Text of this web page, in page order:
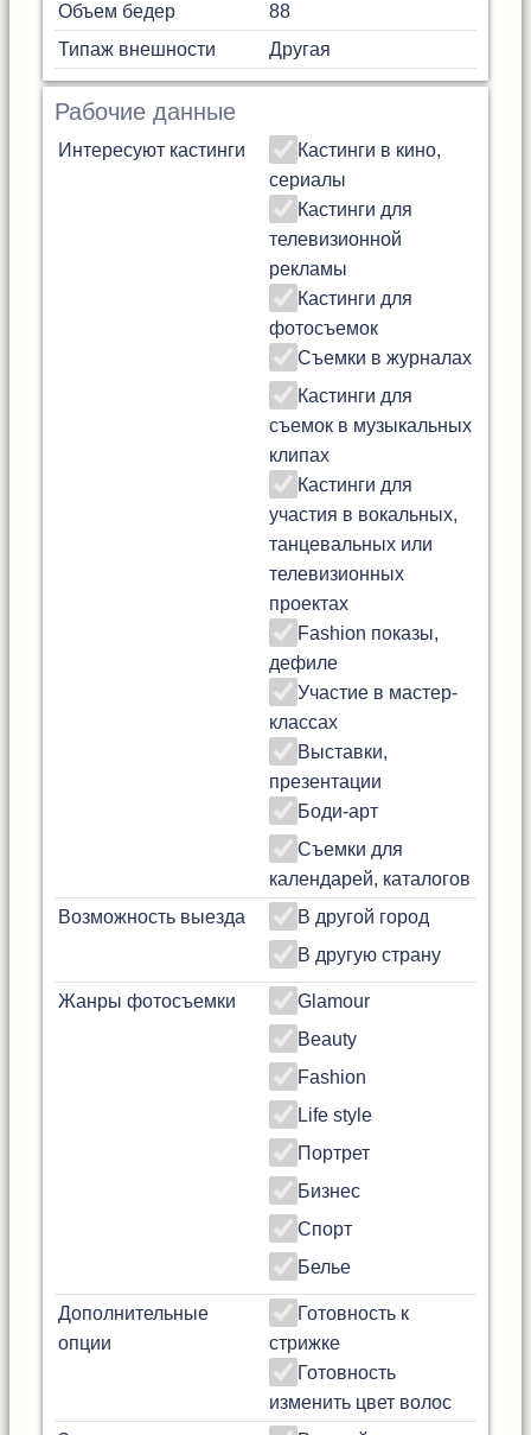
Объем бедер
88
Типаж внешности
Другая
Рабочие данные
Интересуют кастинги
Кастинги в кино,
сериалы
Кастинги для
телевизионной
рекламы
Кастинги для
фотосъемок
Съемки в журналах
Кастинги для
съемок в музыкальных
клипах
Кастинги для
участия в вокальных,
танцевальных или
телевизионных
проектах
Fashion показы,
дефиле
Участие в мастер-
классах
Выставки,
презентации
Боди-арт
Съемки для
календарей, каталогов
Возможность выезда
В другой город
В другую страну
Жанры фотосъемки
Glamour
Beauty
Fashion
Life style
Портрет
Бизнес
Спорт
Белье
Дополнительные
опции
Готовность к
стрижке
Готовность
изменить цвет волос